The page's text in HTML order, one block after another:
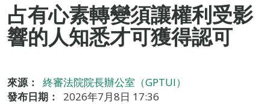
占有心素轉變須讓權利受影
響的人知悉才可獲得認可
來源：
終審法院院長辦公室（GPTUI）
發布日期：
2026年7月8日 17:36